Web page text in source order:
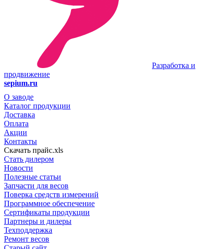
Разработка и
продвижение
sepium.ru
О заводе
Каталог продукции
Доставка
Оплата
Акции
Контакты
Скачать прайс.xls
Стать дилером
Новости
Полезные статьи
Запчасти для весов
Поверка средств измерений
Программное обеспечение
Сертификаты продукции
Партнеры и дилеры
Техподдержка
Ремонт весов